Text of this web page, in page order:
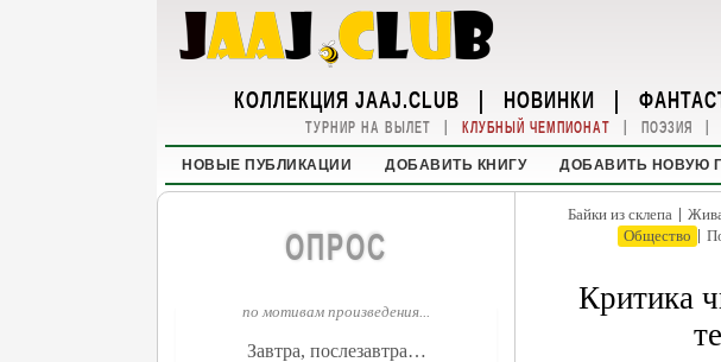
КОЛЛЕКЦИЯ JAAJ.CLUB | НОВИНКИ |
ТУРНИР НА ВЫЛЕТ | КЛУБНЫЙ ЧЕМПИОНАТ | ПОЭЗИЯ |
НОВЫЕ ПУБЛИКАЦИИ ДОБАВИТЬ КНИГУ ДОБАВИТЬ НОВУЮ
ОПРОС
по мотивам произведения...
Завтра, послезавтра…
Байки из склепа |
Общество |
Критика